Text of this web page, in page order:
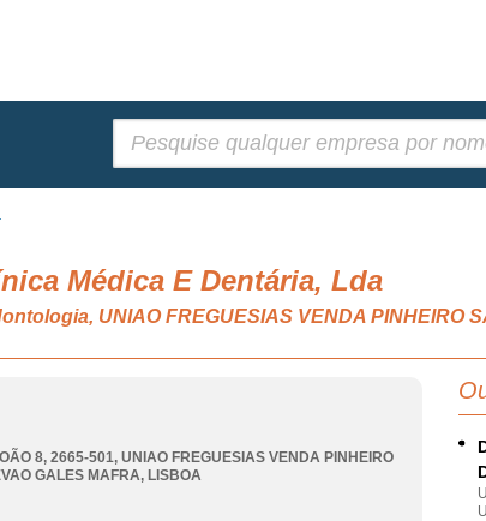
Médica E Dentária, Lda
UNIAO FREGUESIAS VENDA PINHEIRO
8, 2665-501, UNIAO FREGUESIAS VENDA PINHEIRO
GALES MAFRA, LISBOA